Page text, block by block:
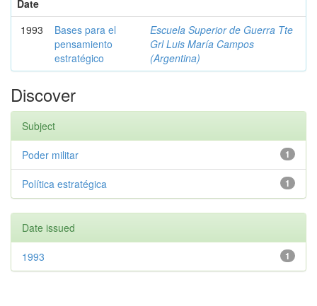
Date
1993
Bases para el
pensamiento
estratégico
Escuela Superior de Guerra Tte
Grl Luis María Campos
(Argentina)
Discover
Subject
1
Poder militar
1
Política estratégica
Date issued
1
1993